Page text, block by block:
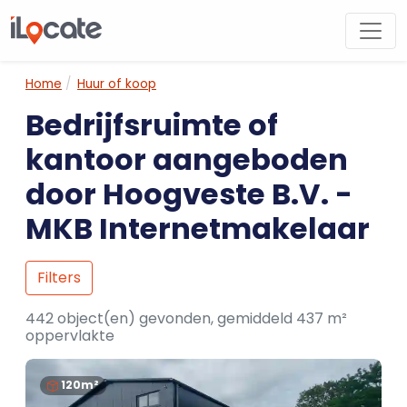
Home Huur of koop
Bedrijfsruimte of
kantoor aangeboden
door Hoogveste B.V. -
MKB Internetmakelaar
Filters
442 object(en) gevonden, gemiddeld 437 m²
oppervlakte
120m²